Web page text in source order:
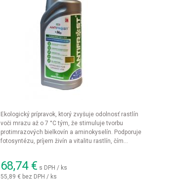
Ekologický prípravok, ktorý zvyšuje odolnosť rastlín
voči mrazu až o 7 °C tým, že stimuluje tvorbu
protimrazových bielkovín a aminokyselín. Podporuje
fotosyntézu, príjem živín a vitalitu rastlín, čím
68,74 € s DPH / ks
55,89 € bez DPH / ks